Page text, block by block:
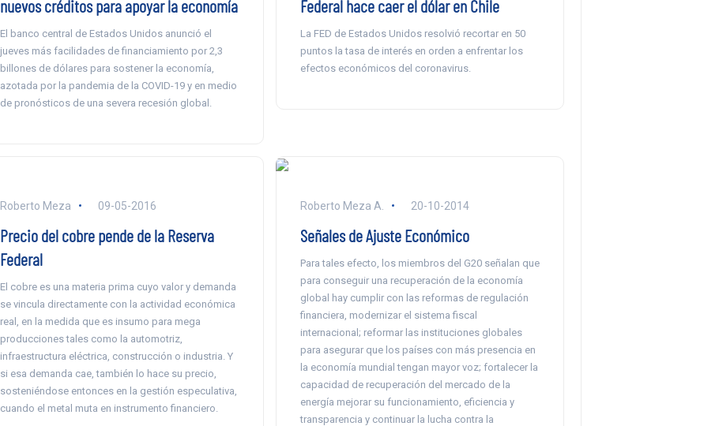
nuevos créditos para apoyar la economía
El banco central de Estados Unidos anunció el
jueves más facilidades de financiamiento por 2,3
billones de dólares para sostener la economía,
azotada por la pandemia de la COVID-19 y en medio
de pronósticos de una severa recesión global.
Federal hace caer el dólar en Chile
La FED de Estados Unidos resolvió recortar en 50
puntos la tasa de interés en orden a enfrentar los
efectos económicos del coronavirus.
Roberto Meza 09-05-2016
Precio del cobre pende de la Reserva
Federal
El cobre es una materia prima cuyo valor y demanda
se vincula directamente con la actividad económica
real, en la medida que es insumo para mega
producciones tales como la automotriz,
infraestructura eléctrica, construcción o industria. Y
si esa demanda cae, también lo hace su precio,
sosteniéndose entonces en la gestión especulativa,
cuando el metal muta en instrumento financiero.
Roberto Meza A. 20-10-2014
Señales de Ajuste Económico
Para tales efecto, los miembros del G20 señalan que
para conseguir una recuperación de la economía
global hay cumplir con las reformas de regulación
financiera, modernizar el sistema fiscal
internacional; reformar las instituciones globales
para asegurar que los países con más presencia en
la economía mundial tengan mayor voz; fortalecer la
capacidad de recuperación del mercado de la
energía mejorar su funcionamiento, eficiencia y
transparencia y continuar la lucha contra la